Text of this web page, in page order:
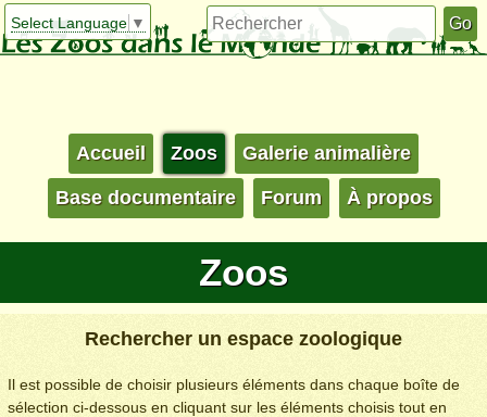
Select Language ▼
Accueil Zoos Galerie animalière
Base documentaire Forum À propos
Zoos
Rechercher un espace zoologique
Il est possible de choisir plusieurs éléments dans chaque boîte de
sélection ci-dessous en cliquant sur les éléments choisis tout en